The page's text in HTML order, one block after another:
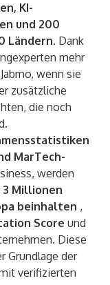
KI-
und 200
Ländern. Dank
mehr
wenn sie
zusätzliche
die noch
MarTech-
werden
3 Millionen
beinhalten ,
Score und
Diese
Grundlage der
verifizierten